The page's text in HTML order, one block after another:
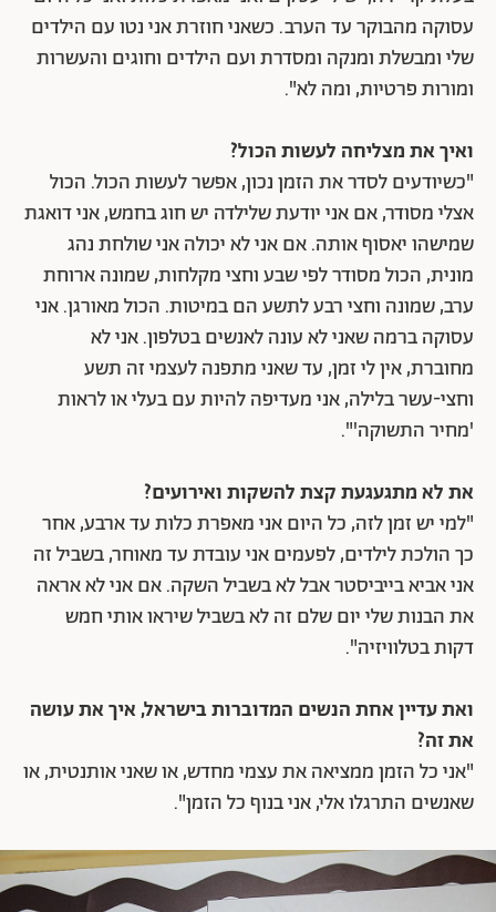
עסוקה מהבוקר עד הערב. כשאני חוזרת אני נטו עם הילדים
שלי ומבשלת ומנקה ומסדרת ועם הילדים וחוגים והעשרות
ומורות פרטיות, ומה לא".
ואיך את מצליחה לעשות הכול?
"כשיודעים לסדר את הזמן נכון, אפשר לעשות הכול. הכול
אצלי מסודר, אם אני יודעת שלילדה יש חוג בחמש, אני דואגת
שמישהו יאסוף אותה. אם אני לא יכולה אני שולחת נהג
מונית, הכול מסודר לפי שבע וחצי מקלחות,שמונה ארוחת
ערב, שמונה וחצי רבע לתשע הם במיטות. הכול מאורגן. אני
עסוקה ברמה שאני לא עונה לאנשים בטלפון. אני לא
מחוברת, אין לי זמן, עד שאני מתפנה לעצמי זה תשע
וחצי-עשר בלילה, אני מעדיפה להיות עם בעלי או לראות
'מחיר התשוקה'".
את לא מתגעגעת קצת להשקות ואירועים?
"למי יש זמן לזה, כל היום אני מאפרת כלות עד ארבע, אחר
כך הולכת לילדים, לפעמים אני עובדת עד מאוחר, בשביל זה
אני אביא בייביסטר אבל לא בשביל השקה. אם אני לא אראה
את הבנות שלי יום שלם זה לא בשביל שיראו אותי חמש
דקות בטלוויזיה".
ואת עדיין אחת הנשים המדוברות בישראל, איך את עושה
את זה?
"אני כל הזמן ממציאה את עצמי מחדש, או שאני אותנטית, או
שאנשים התרגלו אלי, אני בנוף כל הזמן".